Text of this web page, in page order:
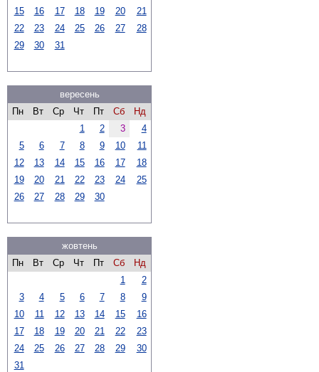
15
16 17 18 19 20
21
22
23 24 25 26 27
28
29
30 31
вересень
Пн
Вт Ср Чт Пт Сб
Нд
1
2 3
4
5
6 7 8 9 10
11
12
13 14 15 16 17
18
19
20 21 22 23 24
25
26
27 28 29 30
жовтень
Пн
Вт Ср Чт Пт Сб
Нд
1
2
3
4 5 6 7 8
9
10
11 12 13 14 15
16
17
18 19 20 21 22
23
24
25 26 27 28 29
30
31